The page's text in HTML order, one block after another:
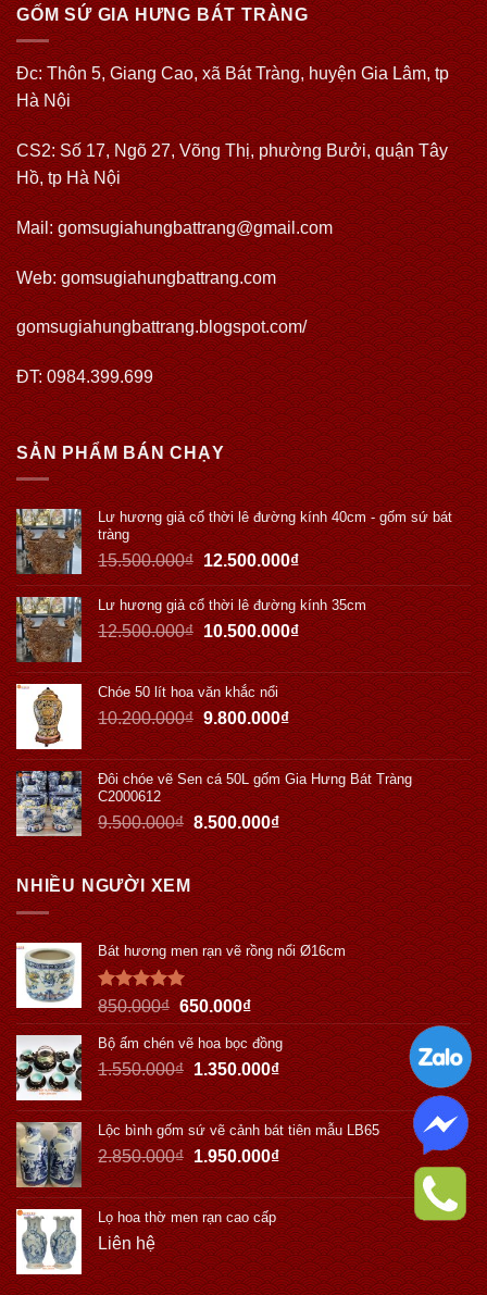
GỐM SỨ GIA HƯNG BÁT TRÀNG
Đc: Thôn 5, Giang Cao, xã Bát Tràng, huyện Gia Lâm, tp
Hà Nội
CS2: Số 17, Ngõ 27, Võng Thị, phường Bưởi, quận Tây
Hồ, tp Hà Nội
Mail: gomsugiahungbattrang@gmail.com
Web:gomsugiahungbattrang.com
gomsugiahungbattrang.blogspot.com/
ĐT: 0984.399.699
SẢN PHẨM BÁN CHẠY
Lư hương giả cổ thời lê đường kính 40cm - gốm sứ bát
tràng
15.500.000₫ 12.500.000₫
Lư hương giả cổ thời lê đường kính 35cm
12.500.000₫ 10.500.000₫
Chóe 50 lít hoa văn khắc nổi
10.200.000₫ 9.800.000₫
Đôi chóe vẽ Sen cá 50L gốm Gia Hưng Bát Tràng
C2000612
9.500.000₫ 8.500.000₫
NHIỀU NGƯỜI XEM
Bát hương men rạn vẽ rồng nổi Ø16cm
Được xếp
hạng5.00
5 sao
850.000₫ 650.000₫
Bộ ấm chén vẽ hoa bọc đồng
1.550.000₫ 1.350.000₫
Lộc bình gốm sứ vẽ cảnh bát tiên mẫu LB65
2.850.000₫ 1.950.000₫
Lọ hoa thờ men rạn cao cấp
Liên hệ